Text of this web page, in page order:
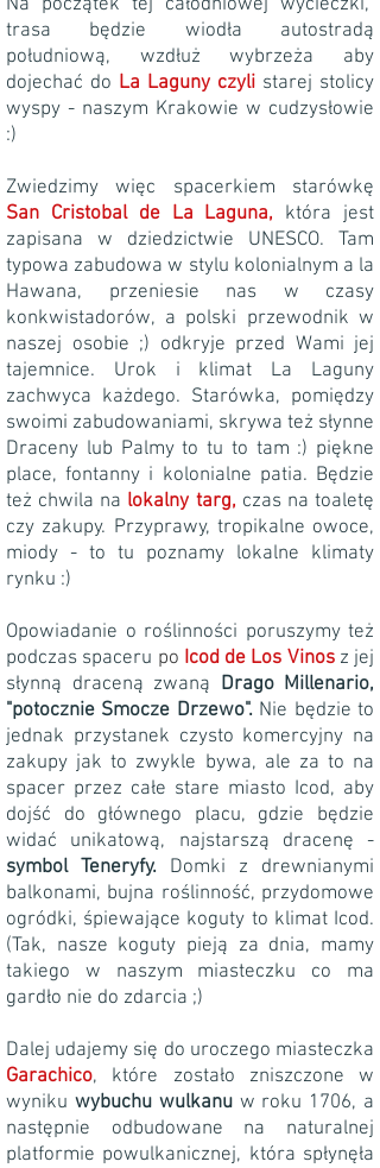
Na początek tej całodniowej wycieczki,
trasa będzie wiodła autostradą
południową, wzdłuż wybrzeża aby
dojechać do La Laguny czyli starej stolicy
wyspy - naszym Krakowie w cudzysłowie
:)
Zwiedzimy więc spacerkiem starówkę
San Cristobal de La Laguna, która jest
zapisana w dziedzictwie UNESCO. Tam
typowa zabudowa w stylu kolonialnym a la
Hawana, przeniesie nas w czasy
konkwistadorów, a polski przewodnik w
naszej osobie ;) odkryje przed Wami jej
tajemnice. Urok i klimat La Laguny
zachwyca każdego. Starówka, pomiędzy
swoimi zabudowaniami, skrywa też słynne
Draceny lub Palmy to tu to tam :) piękne
place, fontanny i kolonialne patia. Będzie
też chwila na lokalny targ, czas na toaletę
czy zakupy. Przyprawy, tropikalne owoce,
miody - to tu poznamy lokalne klimaty
rynku :)
Opowiadanie o roślinności poruszymy też
podczas spaceru po Icod de Los Vinosz jej
słynną draceną zwaną Drago Millenario,
"potocznie Smocze Drzewo". Nie będzie to
jednak przystanek czysto komercyjny na
zakupy jak to zwykle bywa, ale za to na
spacer przez całe stare miasto Icod, aby
dojść do głównego placu, gdzie będzie
widać unikatową, najstarszą dracenę -
symbol Teneryfy. Domki z drewnianymi
balkonami, bujna roślinność, przydomowe
ogródki, śpiewające koguty to klimat Icod.
(Tak, nasze koguty pieją za dnia, mamy
takiego w naszym miasteczku co ma
gardło nie do zdarcia ;)
Dalej udajemy się do uroczego miasteczka
Garachico, które zostało zniszczone w
wyniku wybuchu wulkanu w roku 1706, a
następnie odbudowane na naturalnej
platformie powulkanicznej, która spłynęła